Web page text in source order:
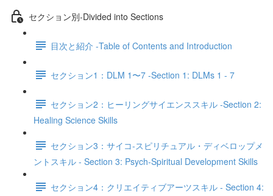
セクション別‐Divided into Sections
目次と紹介 -Table of Contents and Introduction
セクション1：DLM 1〜7 -Section 1: DLMs 1 - 7
セクション2：ヒーリングサイエンススキル -Section 2:
Healing Science Skills
セクション3：サイコ‐スピリチュアル・ディベロップメ
ントスキル - Section 3: Psych-Spiritual Development Skills
セクション4：クリエイティブアーツスキル - Section 4: